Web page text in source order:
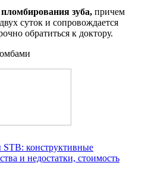
зуба, причем
суток и сопровождается
обратиться к доктору.
конструктивные
и недостатки, стоимость